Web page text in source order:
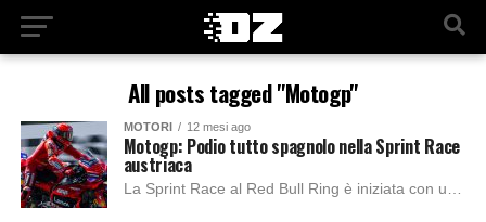
All posts tagged "Motogp"
MOTORI 12 mesi ago
Motogp: Podio tutto spagnolo nella Sprint Race
austriaca